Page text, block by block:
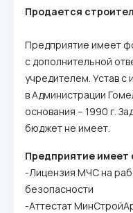
Продается
Предприятие имеет
с дополнительной
учредителем. Устав с
в Администрации
основания – 1990 г.
бюджет не имеет.
Предприятие
-Лицензия МЧС на
безопасности
-Аттестат